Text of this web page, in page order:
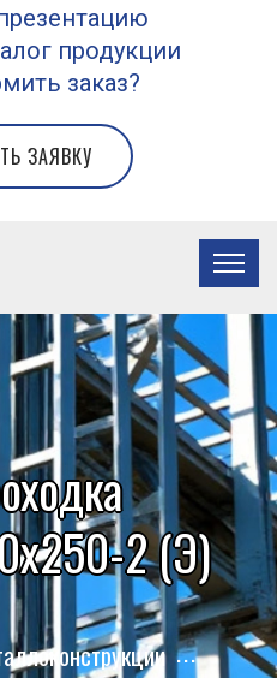
продукции
заказ?
ЗАЯВКУ
2 (Э)